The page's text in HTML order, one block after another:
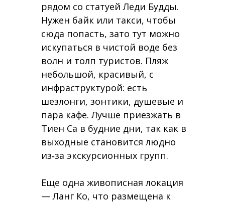
рядом со статуей Леди Будды.
Нужен байк или такси, чтобы
сюда попасть, зато тут можно
искупаться в чистой воде без
волн и толп туристов. Пляж
небольшой, красивый, с
инфраструктурой: есть
шезлонги, зонтики, душевые и
пара кафе. Лучше приезжать в
Тиен Са в будние дни, так как в
выходные становится людно
из‑за экскурсионных групп.
Еще одна живописная локация
— Ланг Ко, что размещена к